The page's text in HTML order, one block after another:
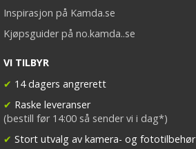
Inspirasjon på Kamda.se
Kjøpsguider på no.kamda..se
VI TILBYR
✔ 14 dagers angrerett
✔ Raske leveranser
(bestill før 14:00 så sender vi i dag*)
✔ Stort utvalg av kamera- og fototilbehør